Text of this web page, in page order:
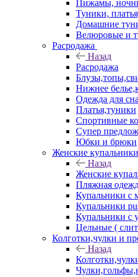
Пижамы,
Туники,
Домашние
Велюровые и
Расродажа
Назад
Расродажа
Нижнее
Одежда для
Платья,туники
Спортивные
Супер
Юбки и брюки
Женские купальники
Назад
Женские
Пляжная
Купальники с
Купальники
Купальники с
Цельные (
Колготки,чулки и
Назад